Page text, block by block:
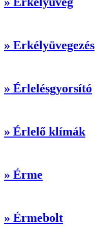
» Erkélyüvegezés
» Érlelésgyorsító
» Érlelő klímák
» Érme
» Érmebolt